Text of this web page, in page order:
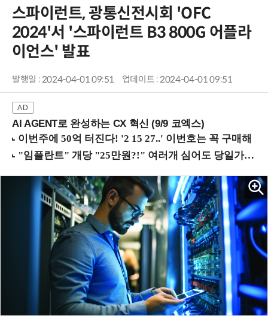
스파이런트, 광통신전시회 'OFC
2024'서 '스파이런트 B3 800G 어플라
이언스' 발표
발행일 : 2024-04-01 09:51 업데이트 : 2024-04-01 09:51
AI AGENT로 완성하는 CX 혁신 (9/9 코엑스)